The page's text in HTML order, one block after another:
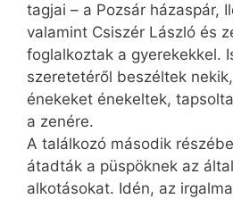
tagjai – a Pozsár házaspár,
valamint Csiszér László és
foglalkoztak a gyerekekkel.
szeretetéről beszéltek
énekeket énekeltek,
a zenére.
A találkozó második
átadták a püspöknek az
alkotásokat. Idén, az